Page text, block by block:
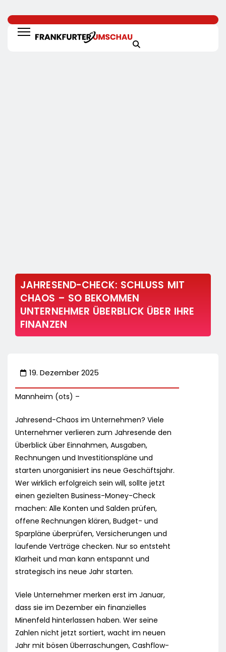
JAHRESEND-CHECK: SCHLUSS MIT
CHAOS – SO BEKOMMEN
UNTERNEHMER ÜBERBLICK ÜBER IHRE
FINANZEN
19. Dezember 2025
Mannheim (ots) –
Jahresend-Chaos im Unternehmen? Viele
Unternehmer verlieren zum Jahresende den
Überblick über Einnahmen, Ausgaben,
Rechnungen und Investitionspläne und
starten unorganisiert ins neue Geschäftsjahr.
Wer wirklich erfolgreich sein will, sollte jetzt
einen gezielten Business-Money-Check
machen: Alle Konten und Salden prüfen,
offene Rechnungen klären, Budget- und
Sparpläne überprüfen, Versicherungen und
laufende Verträge checken. Nur so entsteht
Klarheit und man kann entspannt und
strategisch ins neue Jahr starten.
Viele Unternehmer merken erst im Januar,
dass sie im Dezember ein finanzielles
Minenfeld hinterlassen haben. Wer seine
Zahlen nicht jetzt sortiert, wacht im neuen
Jahr mit bösen Überraschungen, Cashflow-